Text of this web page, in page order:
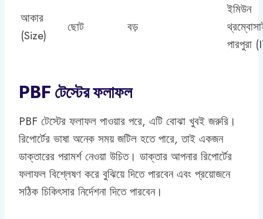
আকার
(Size)
ছোট বড়
ইমিউন
পারপুরা
PBF টেস্টের ফলাফল
PBF টেস্টের ফলাফল পাওয়ার পরে, এটি বোঝা খুবই জরুরি।
রিপোর্টের ভাষা অনেক সময় জটিল হতে পারে, তাই একজন
ডাক্তারের পরামর্শ নেওয়া উচিত। ডাক্তার আপনার রিপোর্টের
ফলাফল বিশ্লেষণ করে বুঝিয়ে দিতে পারবেন এবং প্রয়োজনে
সঠিক চিকিৎসার নির্দেশনা দিতে পারবেন।